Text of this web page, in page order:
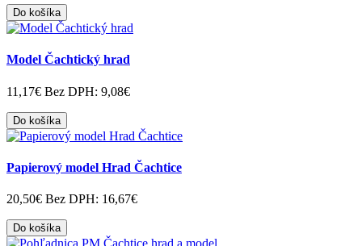
Do košíka
Model Čachtický hrad
11,17€ Bez DPH: 9,08€
Do košíka
Papierový model Hrad Čachtice
20,50€ Bez DPH: 16,67€
Do košíka